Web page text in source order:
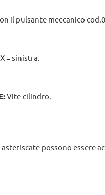
il pulsante meccanico
= sinistra.
Vite cilindro.
possono essere